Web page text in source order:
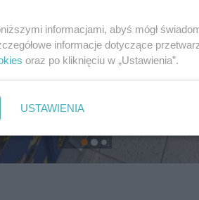
informacjami, abyś mógł
informacje dotyczące
oraz po kliknięciu w „Ustawienia”.
USTAWIENIA